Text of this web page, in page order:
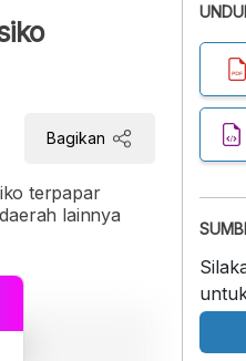
Bagikan
terpapar
lainnya